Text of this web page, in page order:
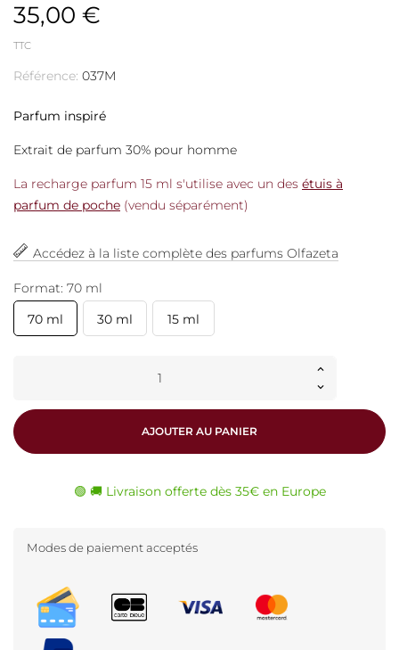
35,00 €
TTC
Référence: 037M
Parfum inspiré
Extrait de parfum 30% pour homme
La recharge parfum 15 ml s'utilise avec un des étuis à
parfum de poche (vendu séparément)
Accédez à la liste complète des parfums Olfazeta
Format: 70 ml
70 ml
30 ml 15 ml
AJOUTER AU PANIER
🟢 🚚 Livraison offerte dès 35€ en Europe
Modes de paiement acceptés